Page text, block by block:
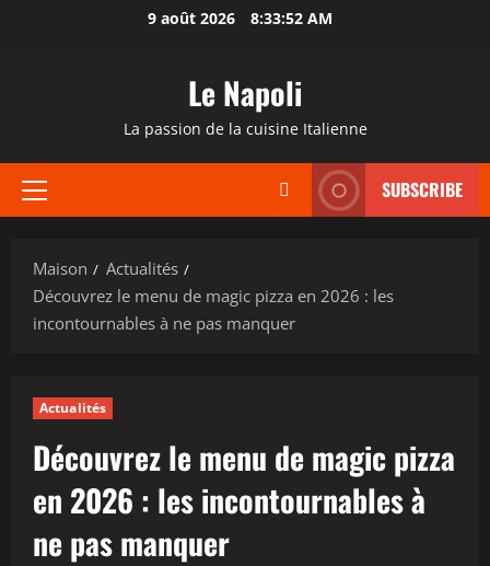
9 août 2026 8:33:53 AM
Le Napoli
La passion de la cuisine Italienne
Menu
SUBSCRIBE
Maison
Actualités
Découvrez le menu de magic pizza en 2026 : les
incontournables à ne pas manquer
Actualités
Découvrez le menu de magic pizza
en 2026 : les incontournables à
ne pas manquer